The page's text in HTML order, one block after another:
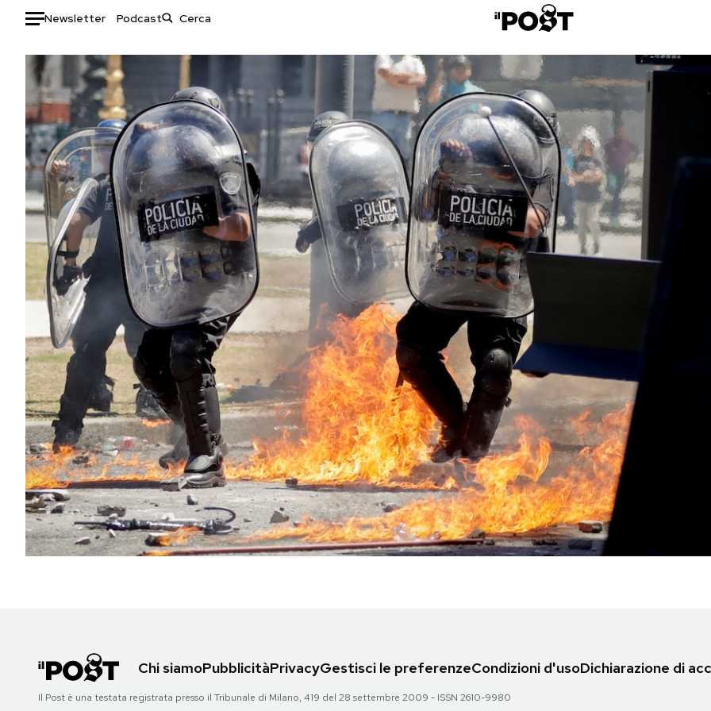
Newsletter Podcast
Auto
HOME
Italia
Mondo
Politica
Tecnologia
Internet
Scienza
Cultura
Economia
Sport
Moda
Libri
Consumismi
Storie/Idee
Ok Boomer!
Media
Europa
Altrecose
Mondiali calcio 2026
PODCAST
NEWSLETTER
I MIEI PREFERITI
SHOP
Area Personale
Newsletter
Chi siamoPubblicitàPrivacyGestisci le preferenzeCondizioni d'usoDichiarazione di
Il Post è una testata registrata presso il Tribunale di Milano, 419 del 28 settembre 2009 - ISSN 2610-9980